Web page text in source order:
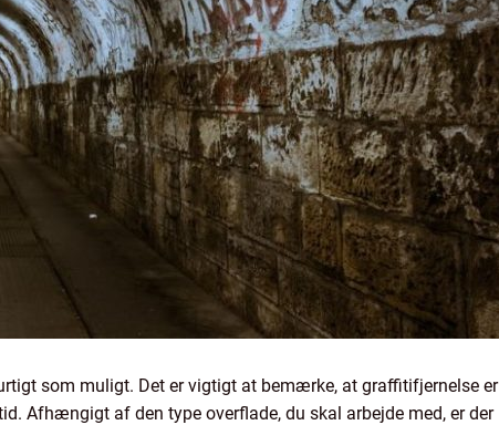
som muligt. Det er vigtigt at bemærke, at graffitifjernelse er
Afhængigt af den type overflade, du skal arbejde med, er der